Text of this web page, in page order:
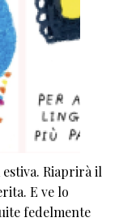
Riaprirà il
E ve lo
fedelmente